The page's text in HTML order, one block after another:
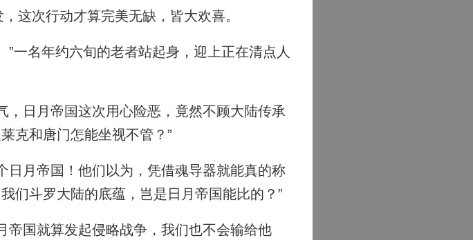
这次行动才算完美无缺，皆大欢喜。
一名年约六旬的老者站起身，迎上正在清点人
日月帝国这次用心险恶，竟然不顾大陆传承
克和唐门怎能坐视不管？”
月帝国！他们以为，凭借魂导器就能真的称
们斗罗大陆的底蕴，岂是日月帝国能比的？”
国就算发起侵略战争，我们也不会输给他